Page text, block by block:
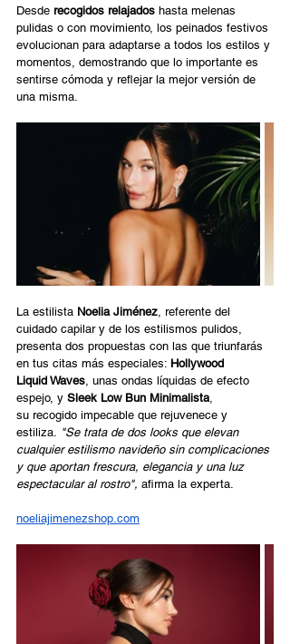
Desde recogidos relajados hasta melenas
pulidas o con movimiento, los peinados festivos
evolucionan para adaptarse a todos los estilos y
momentos, demostrando que lo importante es
sentirse cómoda y reflejar la mejor versión de
una misma.
La estilista Noelia Jiménez, referente del
cuidado capilar y de los estilismos pulidos,
presenta dos propuestas con las que triunfarás
en tus citas más especiales: Hollywood
Liquid Waves, unas ondas líquidas de efecto
espejo, y Sleek Low Bun Minimalista,
su recogido impecable que rejuvenece y
estiliza. "Se trata de dos looks que elevan
cualquier estilismo navideño sin complicaciones
y que aportan frescura, elegancia y una luz
espectacular al rostro", afirma la experta.
noeliajimenezshop.com